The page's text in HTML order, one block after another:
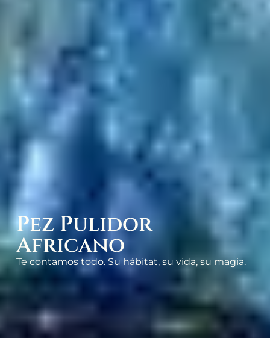
Pez Pulidor
Africano
Te contamos todo. Su hábitat, su vida, su magia.